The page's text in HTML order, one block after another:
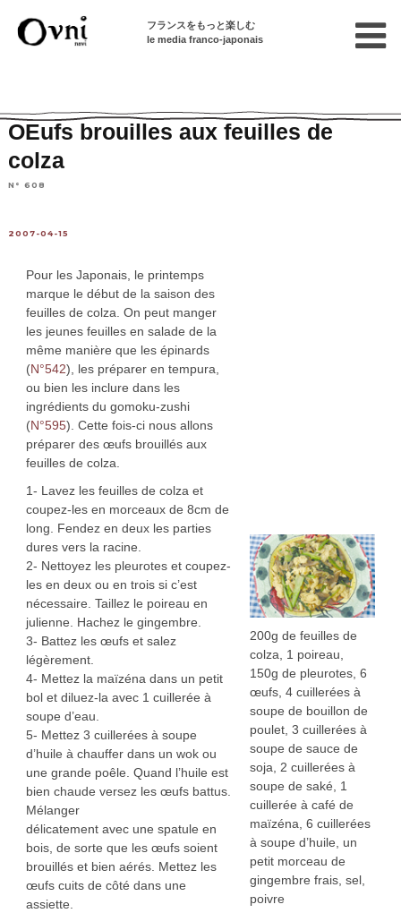
フランスをもっと楽しむ
le media franco-japonais
OEufs brouilles aux feuilles de
colza
N° 608
2007-04-15
Pour les Japonais, le printemps
marque le début de la saison des
feuilles de colza. On peut manger
les jeunes feuilles en salade de la
même manière que les épinards
(N°542), les préparer en tempura,
ou bien les inclure dans les
ingrédients du gomoku-zushi
(N°595). Cette fois-ci nous allons
préparer des œufs brouillés aux
feuilles de colza.
1- Lavez les feuilles de colza et
coupez-les en morceaux de 8cm de
long. Fendez en deux les parties
dures vers la racine.
2- Nettoyez les pleurotes et coupez-
les en deux ou en trois si c’est
nécessaire. Taillez le poireau en
julienne. Hachez le gingembre.
3- Battez les œufs et salez
légèrement.
4- Mettez la maïzéna dans un petit
bol et diluez-la avec 1 cuillerée à
soupe d’eau.
5- Mettez 3 cuillerées à soupe
d’huile à chauffer dans un wok ou
une grande poêle. Quand l’huile est
bien chaude versez les œufs battus.
Mélanger
délicatement avec une spatule en
bois, de sorte que les œufs soient
brouillés et bien aérés. Mettez les
œufs cuits de côté dans une
assiette.
200g de feuilles de
colza, 1 poireau,
150g de pleurotes, 6
œufs, 4 cuillerées à
soupe de bouillon de
poulet, 3 cuillerées à
soupe de sauce de
soja, 2 cuillerées à
soupe de saké, 1
cuillerée à café de
maïzéna, 6 cuillerées
à soupe d’huile, un
petit morceau de
gingembre frais, sel,
poivre